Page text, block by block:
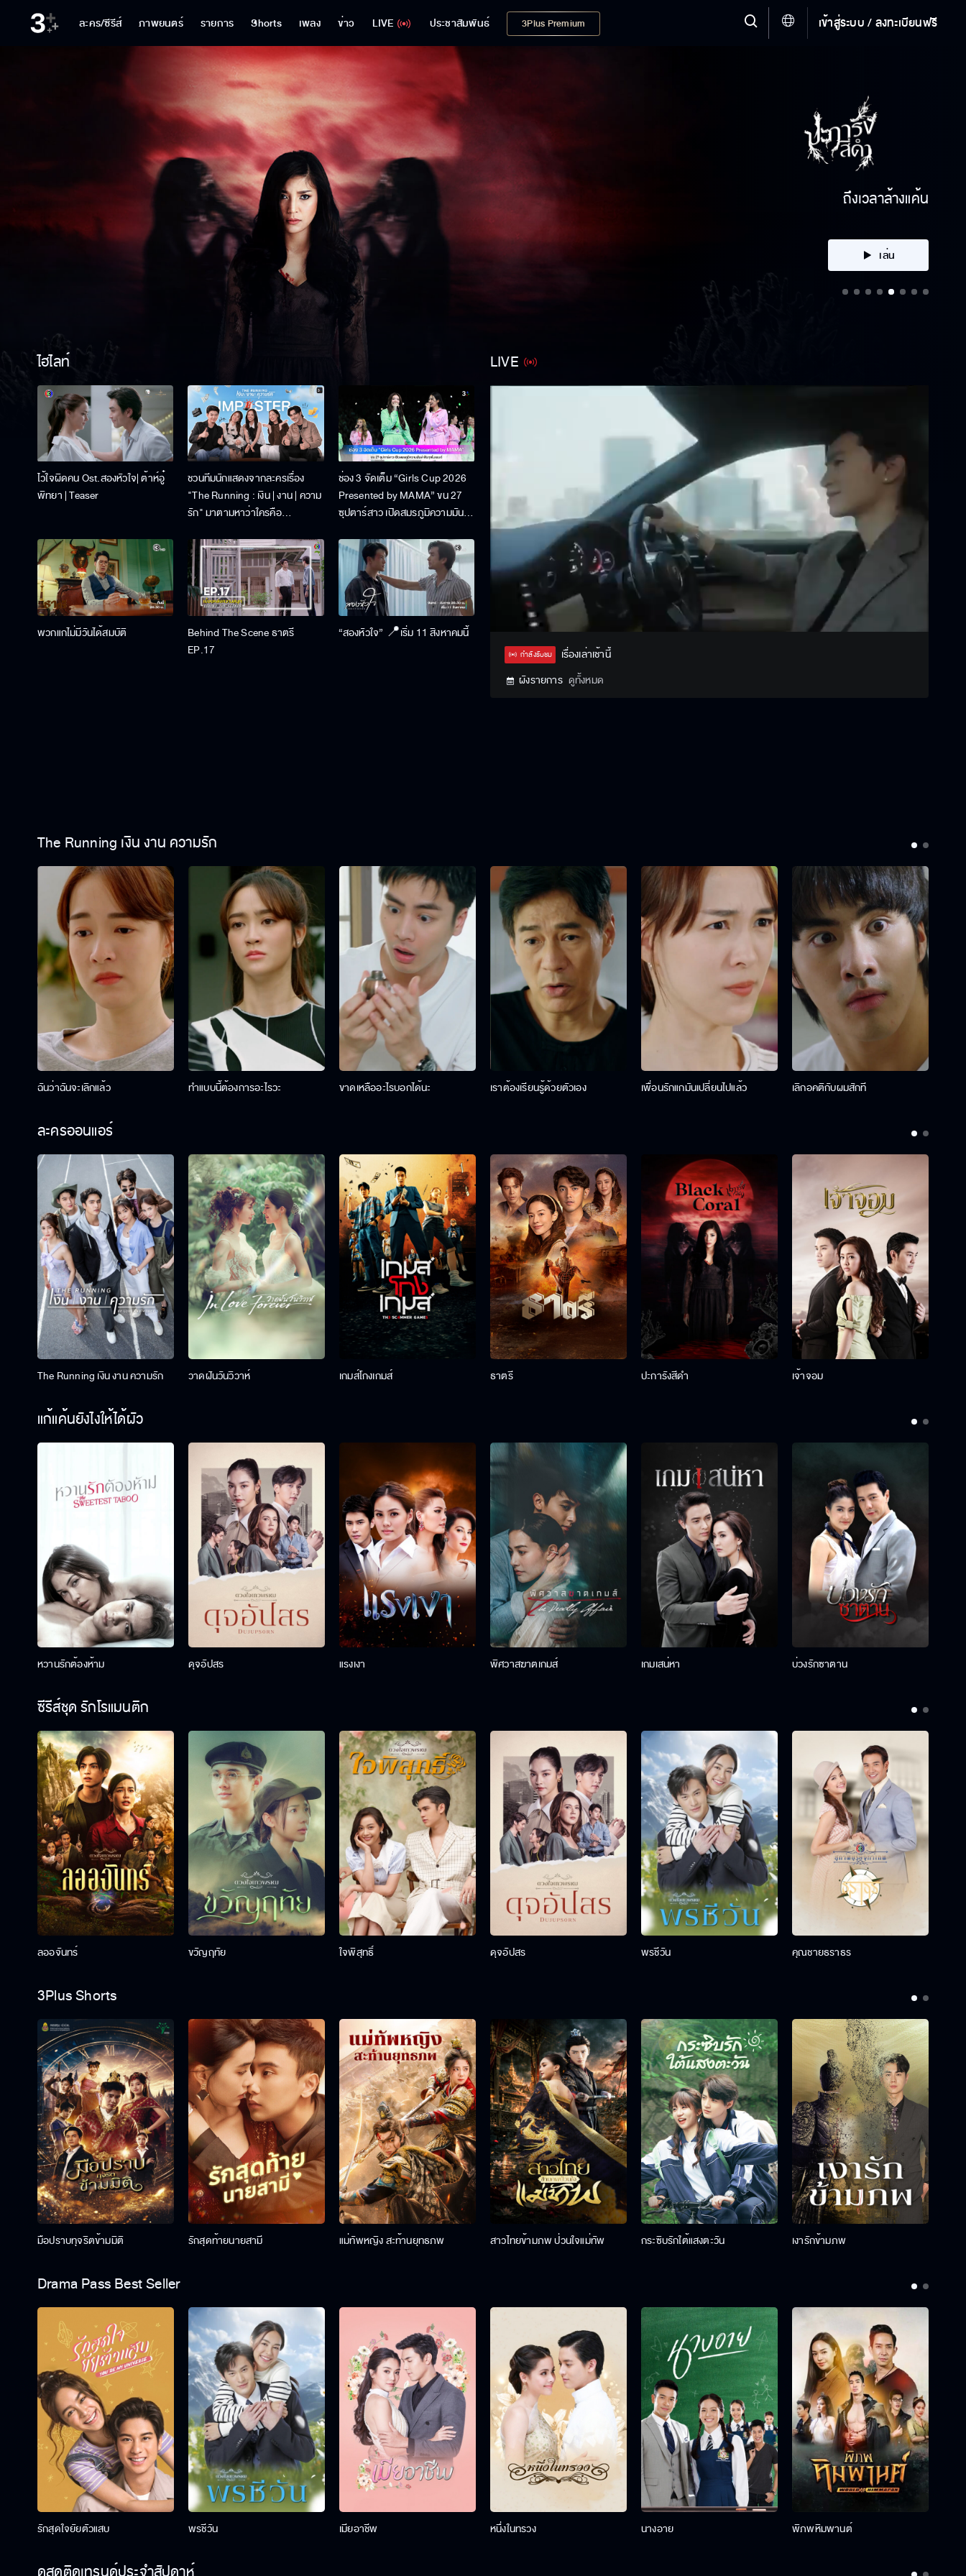
ละคร/ซีรีส์ ภาพยนตร์ รายการ Shorts เพลง ข่าว LIVE ประชาสัมพันธ์ 3Plus Premium เข้าสู่ระบบ / ลงทะเบียนฟรี
คลิก
ไฮไลท์
ไว้ใจผิดคน Ost.สองหัวใจ| ต้าห์อู๋
พิทยา | Teaser
ชวนทีมนักแสดงจากละครเรื่อง
"The Running : เงิน | งาน | ความ
รัก" มาตามหาว่าใครคือ
ช่อง 3 จัดเต็ม “Girls Cup 2026
Presented by MAMA” ขน 27
ซุปตาร์สาว เปิดสมรภูมิความมันส์
พวกแกไม่มีวันได้สมบัติ
Behind The Scene ธาตรี
EP.17
“สองหัวใจ” 📍เริ่ม 11 สิงหาคมนี้
LIVE
Unmute Stream
Type
กำลังรับชม
เรื่องเล่าเช้านี้
ผังรายการ ดูทั้งหมด
The Running เงิน งาน ความรัก
ฉันว่าฉันจะเลิกแล้ว ทำแบบนี้ต้องการอะไรวะ ขาดเหลืออะไรบอกได้นะ เราต้องเรียนรู้ด้วยตัวเอง เพื่อนรักแกมันเปลี่ยนไปแล้ว เลิกอคติกับผมสักที
ละครออนแอร์
The Running เงิน งาน ความรัก วาดฝันวันวิวาห์ เกมส์โกงเกมส์ ธาตรี ปะการังสีดำ เจ้าจอม
แก้แค้นยังไงให้ได้ผัว
หวานรักต้องห้าม ดุจอัปสร แรงเงา พิศวาสฆาตเกมส์ เกมเสน่หา บ่วงรักซาตาน
ซีรีส์ชุด รักโรแมนติก
ลออจันทร์ ขวัญฤทัย ใจพิสุทธิ์ ดุจอัปสร พรชีวัน คุณชายธราธร
3Plus Shorts
มือปราบทุจริตข้ามมิติ รักสุดท้ายนายสามี แม่ทัพหญิง สะท้านยุทธภพ สาวไทยข้ามภพ ป่วนใจแม่ทัพ กระซิบรักใต้แสงตะวัน เงารักข้ามภพ
Drama Pass Best Seller
รักสุดใจยัยตัวแสบ พรชีวัน เมียอาชีพ หนึ่งในทรวง นางอาย พิภพหิมพานต์